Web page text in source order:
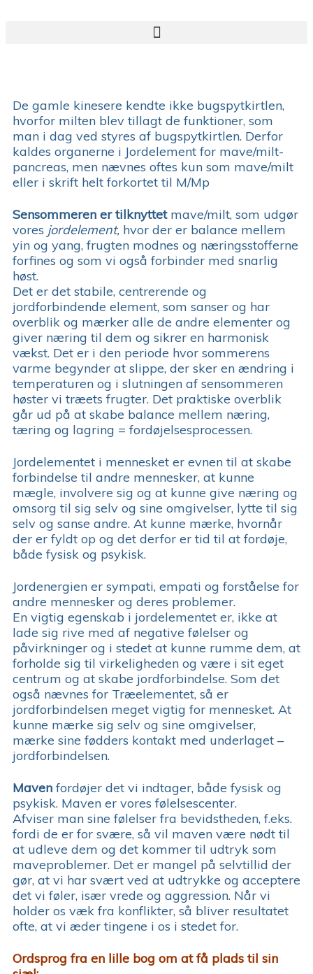
De gamle kinesere kendte ikke bugspytkirtlen,
hvorfor milten blev tillagt de funktioner, som
man i dag ved styres af bugspytkirtlen. Derfor
kaldes organerne i Jordelement for mave/milt-
pancreas, men nævnes oftes kun som mave/milt
eller i skrift helt forkortet til M/Mp
Sensommeren er tilknyttetmave/milt, som udgør
vores jordelement, hvor der er balance mellem
yin og yang, frugten modnes og næringsstofferne
forfines og som vi også forbinder med snarlig
høst.
Det er det stabile, centrerende og
jordforbindende element, som sanser og har
overblik og mærker alle de andre elementer og
giver næring til dem og sikrer en harmonisk
vækst. Det er i den periode hvor sommerens
varme begynder at slippe, der sker en ændring i
temperaturen og i slutningen af sensommeren
høster vi træets frugter. Det praktiske overblik
går ud på at skabe balance mellem næring,
tæring og lagring = fordøjelsesprocessen.
Jordelementet i mennesket er evnen til at skabe
forbindelse til andre mennesker, at kunne
mægle, involvere sig og at kunne give næring og
omsorg til sig selv og sine omgivelser, lytte til sig
selv og sanse andre. At kunne mærke, hvornår
der er fyldt op og det derfor er tid til at fordøje,
både fysisk og psykisk.
Jordenergien er sympati, empati og forståelse for
andre mennesker og deres problemer.
En vigtig egenskab i jordelementet er, ikke at
lade sig rive med af negative følelser og
påvirkninger og i stedet at kunne rumme dem, at
forholde sig til virkeligheden og være i sit eget
centrum og at skabe jordforbindelse. Som det
også nævnes for Træelementet, så er
jordforbindelsen meget vigtig for mennesket. At
kunne mærke sig selv og sine omgivelser,
mærke sine fødders kontakt med underlaget –
jordforbindelsen.
Maven fordøjer det vi indtager, både fysisk og
psykisk. Maven er vores følelsescenter.
Afviser man sine følelser fra bevidstheden, f.eks.
fordi de er for svære, så vil maven være nødt til
at udleve dem og det kommer til udtryk som
maveproblemer. Det er mangel på selvtillid der
gør, at vi har svært ved at udtrykke og acceptere
det vi føler, især vrede og aggression. Når vi
holder os væk fra konflikter, så bliver resultatet
ofte, at vi æder tingene i os i stedet for.
Ordsprog fra en lille bog om at få plads til sin